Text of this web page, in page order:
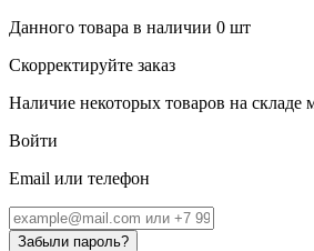
Данного товара в наличии 0 шт
Скорректируйте заказ
Наличие некоторых товаров на складе
Войти
Email или телефон
Забыли пароль?